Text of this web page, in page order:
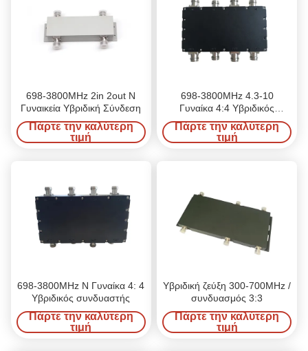
698-3800MHz 2in 2out N
Γυναικεία Υβριδική Σύνδεση
Πάρτε την καλύτερη
τιμή
698-3800MHz 4.3-10
Γυναίκα 4:4 Υβριδικός
συνδυαστής
Πάρτε την καλύτερη
τιμή
698-3800MHz N Γυναίκα 4: 4
Υβριδικός συνδυαστής
Πάρτε την καλύτερη
τιμή
Υβριδική ζεύξη 300-700MHz /
συνδυασμός 3:3
Πάρτε την καλύτερη
τιμή